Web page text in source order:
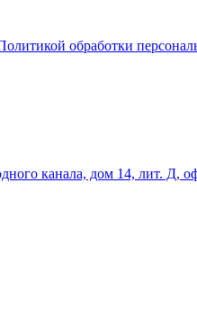
обработки
канала, дом 14, лит. Д,